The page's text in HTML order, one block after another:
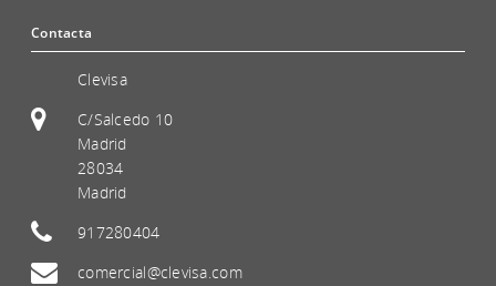
Contacta
Clevisa
C/Salcedo 10
Madrid
28034
Madrid
917280404
comercial@clevisa.com